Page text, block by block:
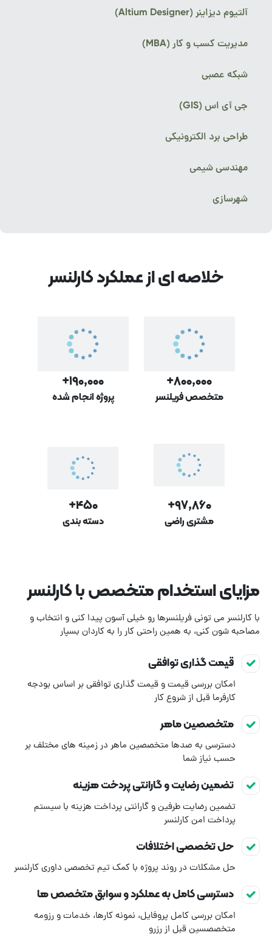
آلتیوم دیزاینر (Altium Designer)
مدیریت کسب و کار (MBA)
شبکه عصبی
جی آی اس (GIS)
طراحی برد الکترونیکی
مهندسی شیمی
شهرسازی
خلاصه ای از عملکرد کارلنسر
۸۰۰,۰۰۰+
متخصص فریلنسر
۱۹۰,۰۰۰+
پروژه‌ انجام شده
۹۷,۸۶۰+
مشتری راضی
۴۵۰+
دسته بندی
مزایای استخدام متخصص با کارلنسر
با کارلنسر می تونی فریلنسرها رو خیلی آسون پیدا کنی و انتخاب و
مصاحبه شون کنی، به همین راحتی کار را به کاردان بسپار
قیمت گذاری توافقی
امکان بررسی قیمت و قیمت گذاری توافقی بر اساس بودجه
کارفرما قبل از شروع کار
متخصصین ماهر
دسترسی به صدها متخصصین ماهر در زمینه های مختلف بر
حسب نیاز شما
تضمین رضایت و گارانتی پردخت هزینه
تضمین رضایت طرفین و گارانتی پرداخت هزینه با سیستم
پرداخت امن کارلنسر
حل تخصصی اختلافات
حل مشکلات در روند پروژه با کمک تیم تخصصی داوری کارلنسر
دسترسی کامل به عملکرد و سوابق متخصص ها
امکان بررسی کامل پروفایل، نمونه کارها، خدمات و رزومه
متخصصسین قبل از رزرو